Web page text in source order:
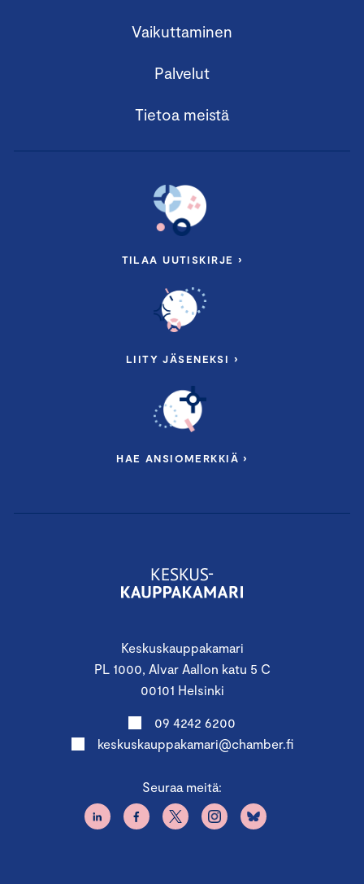
Keskuskauppakamari
PL 1000, Alvar Aallon katu 5 C
00101 Helsinki
09 4242 6200
keskuskauppakamari@chamber.fi
Seuraa meitä:
Vaikuttaminen
Palvelut
Tietoa meistä
TILAA UUTISKIRJE ›
LIITY JÄSENEKSI ›
HAE ANSIOMERKKIÄ ›